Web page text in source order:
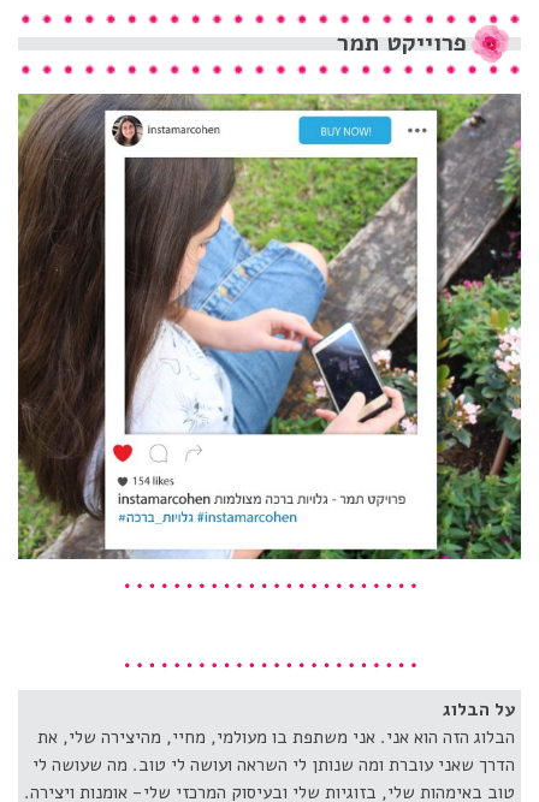
פרוייקט תמר
על הבלוג
הבלוג הזה הוא אני. אני משתפת בו מעולמי, מחיי, מהיצירה שלי, את
הדרך שאני עוברת ומה שנותן לי השראה ועושה לי טוב. מה שעושה לי
טוב באימהות שלי, בזוגיות שלי ובעיסוק המרכזי שלי- אומנות ויצירה.